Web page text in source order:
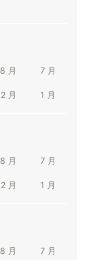
8 月 7 月
2 月 1 月
8 月 7 月
2 月 1 月
8 月 7 月